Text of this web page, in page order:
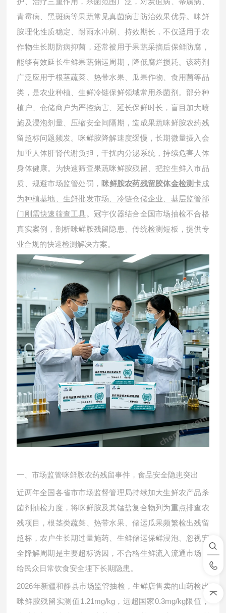
青霉病、黑斑病等果蔬常见真菌病害防治效果优异。咪鲜
胺理化性质稳定、耐雨水冲刷、持效期长，不仅适用于农
作物生长期防病抑菌，还常被用于果蔬采摘后保鲜防腐，
能够有效延长生鲜果蔬储运周期，降低腐烂损耗。该药剂
广泛应用于根茎蔬菜、热带水果、瓜果作物、食用菌等品
类，是农业种植、生鲜冷链保鲜领域常用杀菌剂。部分种
植户、仓储商户为严控病害、延长保鲜时长，盲目加大喷
施及浸泡剂量、压缩安全间隔期，造成果蔬咪鲜胺农药残
留超标问题频发。咪鲜胺降解速度缓慢，长期微量摄入会
加重人体肝肾代谢负担，干扰内分泌系统，持续危害人体
身体健康。为快速筛查果蔬咪鲜胺残留、把控生鲜入市品
质、规避市场监管处罚， 咪鲜胺农药残留胶体金检测卡成
为种植基地、生鲜批发市场、冷链仓储企业、基层监管部
门刚需快速筛查工具。冠宇仪器结合全国市场抽检不合格
真实案例，剖析咪鲜胺残留隐患、传统检测短板，提供专
业合规的快速检测解决方案。
一、市场监管咪鲜胺农药残留事件，食品安全隐患突出
近两年全国各省市市场监督管理局持续加大生鲜农产品杀
菌剂抽检力度，将咪鲜胺及其锰盐复合物列为重点排查农
残项目，根茎类蔬菜、热带水果、储运瓜果频繁检出残留
超标，农户生长期过量施药、生鲜储运保鲜浸泡、忽视安
全降解周期是主要超标诱因，不合格生鲜流入流通市场，
给民众日常饮食安全埋下长期隐患。
2026年新疆和静县市场监管抽检，生鲜店售卖的山药检出
咪鲜胺残留实测值1.21mg/kg，远超国家0.3mg/kg限值，